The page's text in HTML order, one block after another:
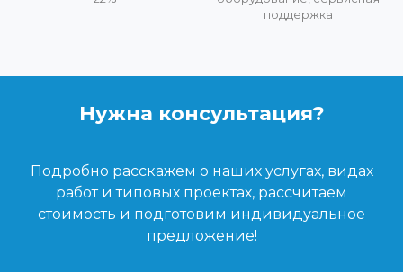
поддержка
Нужна консультация?
Подробно расскажем о наших услугах, видах
работ и типовых проектах, рассчитаем
стоимость и подготовим индивидуальное
предложение!